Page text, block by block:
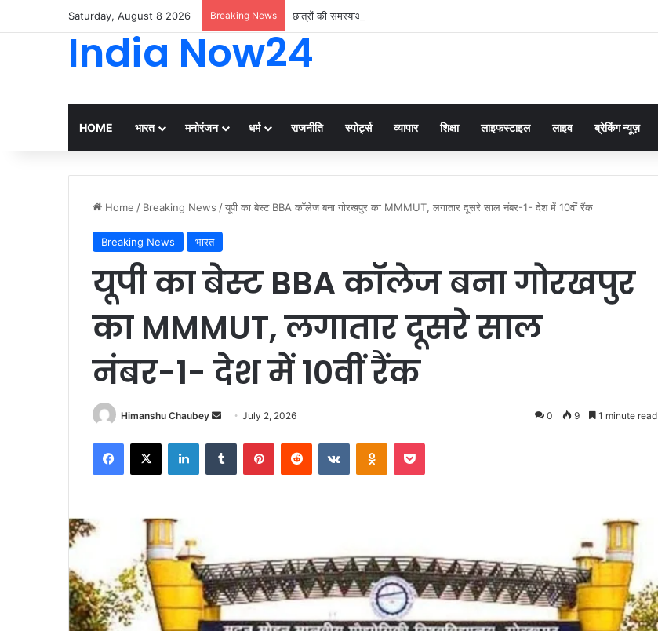
Saturday, August 8 2026 Breaking News छात्रों की समस्याओं का समाधान डबल इंजन सरकार की सर्वोच्च प्राथमिकता केशव प्रसाद मौर्या
India Now24
HOME भारत मनोरंजन धर्म राजनीति स्पोर्ट्स व्यापार शिक्षा लाइफस्टाइल लाइव ब्रेकिंग न्यूज़
Home / Breaking News /यूपी का बेस्ट BBA कॉलेज बना गोरखपुर का MMMUT, लगातार दूसरे साल नंबर-1- देश में 10वीं रैंक
Breaking News भारत
यूपी का बेस्ट BBA कॉलेज बना गोरखपुर
का MMMUT, लगातार दूसरे साल
नंबर-1- देश में 10वीं रैंक
Himanshu Chaubey July 2, 2026 0 9 1 minute read